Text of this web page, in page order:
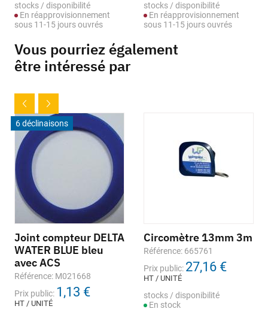
stocks / disponibilité
En réapprovisionnement
sous 11-15 jours ouvrés
stocks / disponibilité
En réapprovisionnement
sous 11-15 jours ouvrés
Vous pourriez également
être intéressé par
6 déclinaisons
Joint compteur DELTA
WATER BLUE bleu
avec ACS
Référence: M021668
Prix public: 1,13 €
HT / UNITÉ
Circomètre 13mm 3m
Référence: 665761
Prix public: 27,16 €
HT / UNITÉ
stocks / disponibilité
En stock